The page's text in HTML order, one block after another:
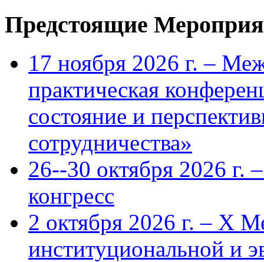
Предстоящие
17 ноября 2026 г. –
практическая
состояние и
сотрудничества»
26--30 октября 2026 г.
конгресс
2 октября 2026 г. – X
институциональной и